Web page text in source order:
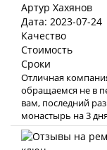
Артур Хахянов
Дата: 2023-07-24
Качество
Стоимость
Сроки
Отличная
обращаемся не в
вам, последний
монастырь на 3